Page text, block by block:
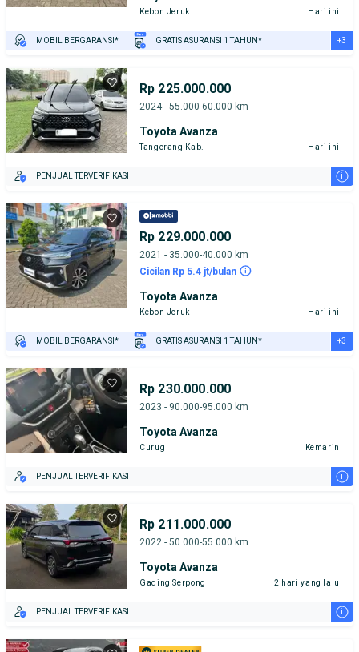
Kebon Jeruk Hari ini
MOBIL BERGARANSI* GRATIS ASURANSI 1 TAHUN*
PENJUAL TERVERIFIKASI
+3
Rp 225.000.000
2024 - 55.000-60.000 km
Toyota Avanza
Tangerang Kab. Hari ini
PENJUAL TERVERIFIKASI i
Rp 229.000.000
2021 - 35.000-40.000 km
Cicilan Rp 5.4 jt/bulan
Toyota Avanza
Kebon Jeruk Hari ini
MOBIL BERGARANSI* GRATIS ASURANSI 1 TAHUN*
PENJUAL TERVERIFIKASI
+3
Rp 230.000.000
2023 - 90.000-95.000 km
Toyota Avanza
Curug Kemarin
PENJUAL TERVERIFIKASI i
Rp 211.000.000
2022 - 50.000-55.000 km
Toyota Avanza
Gading Serpong 2 hari yang lalu
PENJUAL TERVERIFIKASI i